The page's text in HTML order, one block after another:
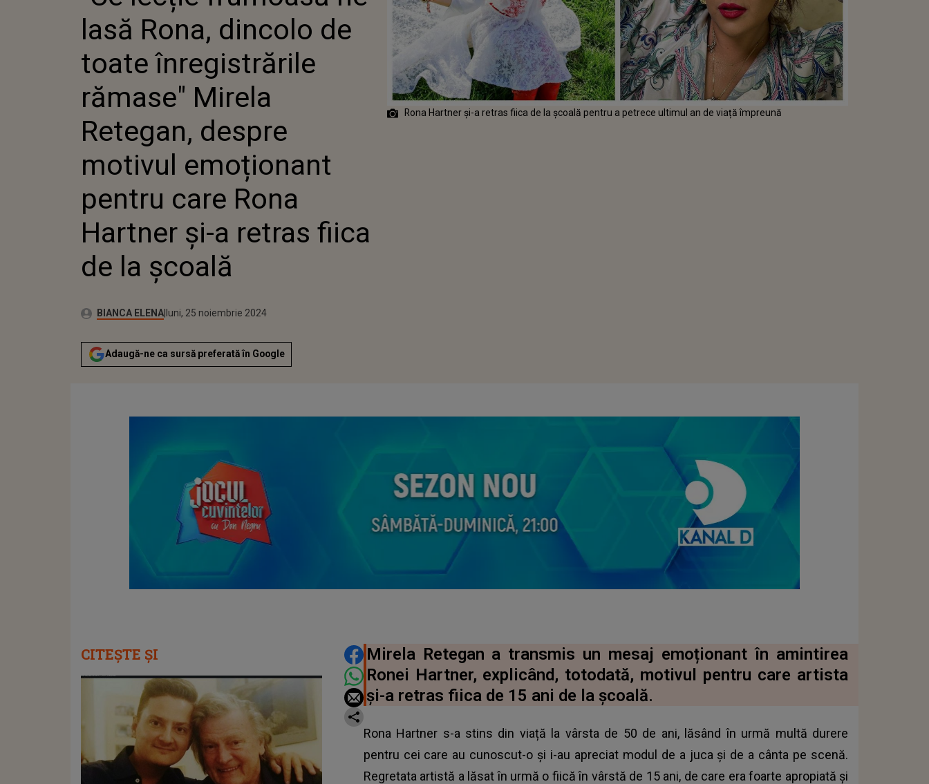
ÎNREGISTRĂRILE
RĂMASE" MIRELA
RETEGAN, DESPRE
MOTIVUL
EMOȚIONANT PENTRU
CARE RONA HARTNER
ȘI-A RETRAS FIICA DE
LA ȘCOALĂ
lasă Rona, dincolo de
toate înregistrările
rămase" Mirela
Retegan, despre
motivul emoționant
pentru care Rona
Hartner și-a retras fiica
de la școală
Autor:BIANCA ELENAPublicat:
sâmbătă, 25 noiembrie 2023
Actualizat:
luni, 25 noiembrie 2024
Adaugă-ne ca sursă preferată în Google
Rona Hartner și-a retras fiica de la școală pentru a petrece ultimul an de viață împreună
DISTRIBUIE ARTICOLUL
Mirela Retegan a transmis un mesaj emoționant în amintirea
Ronei Hartner, explicând, totodată, motivul pentru care artista
și-a retras fiica de 15 ani de la școală.
Rona Hartner s-a stins din viață la vârsta de 50 de ani, lăsând în urmă multă durere
pentru cei care au cunoscut-o și i-au apreciat modul de a juca și de a cânta pe scenă.
Regretata artistă a lăsat în urmă o fiică în vârstă de 15 ani, de care era foarte apropiată și
CITEȘTE ȘI